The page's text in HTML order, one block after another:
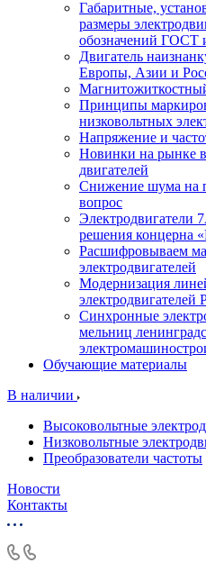
Габаритные,
размеры
обозначений
Двигатель
Европы, Азии и
Принципы
низковольтных
Напряжение и
Новинки на рынке
двигателей
Снижение шума на
вопрос
Электродвигатели
решения концерна
Расшифровываем
электродвигателей
Модернизация
электродвигателей
Синхронные
мельниц
Обучающие материалы
В наличии
Высоковольтные
Низковольтные
Преобразователи частоты
Новости
Контакты